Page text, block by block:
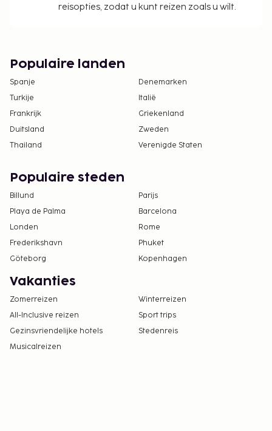
reisopties, zodat u kunt reizen zoals u wilt.
Populaire landen
Spanje
Denemarken
Turkije
Italië
Frankrijk
Griekenland
Duitsland
Zweden
Thailand
Verenigde Staten
Populaire steden
Billund
Parijs
Playa de Palma
Barcelona
Londen
Rome
Frederikshavn
Phuket
Göteborg
Kopenhagen
Vakanties
Zomerreizen
Winterreizen
All-Inclusive reizen
Sport trips
Gezinsvriendelijke hotels
Stedenreis
Musicalreizen